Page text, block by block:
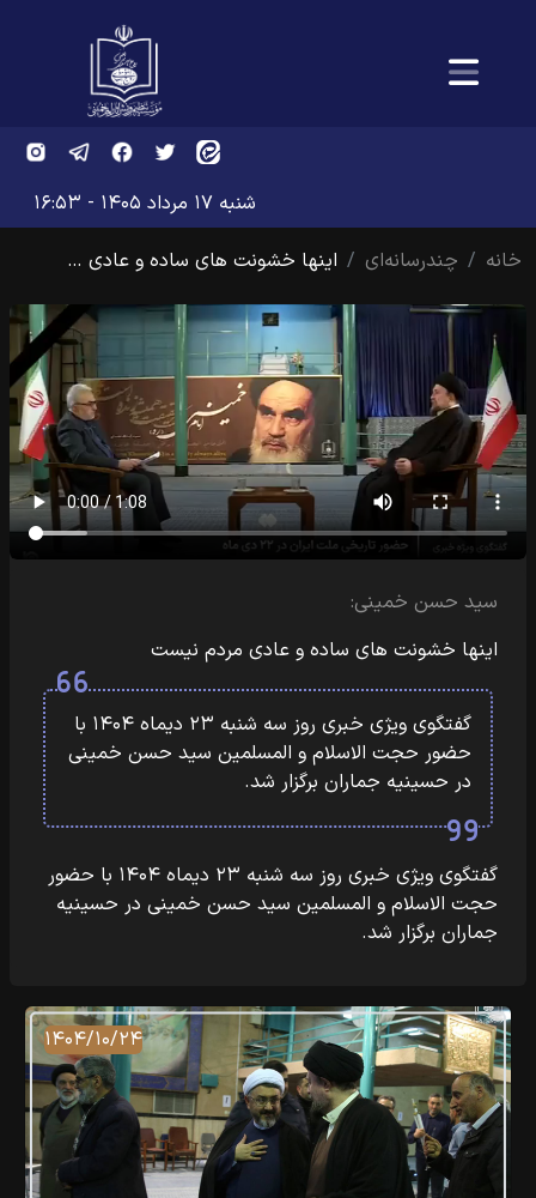
شنبه ۱۷ مرداد ۱۴۰۵ - ۱۶:۵۳
خانه
چندرسانه‌ای اینها خشونت های ساده و عادی …
سید حسن خمینی:
اینها خشونت های ساده و عادی مردم نیست
گفتگوی ویژی خبری روز سه شنبه ۲۳ دیماه ۱۴۰۴ با
حضور حجت الاسلام و المسلمین سید حسن خمینی
در حسینیه جماران برگزار شد.
گفتگوی ویژی خبری روز سه شنبه ۲۳ دیماه ۱۴۰۴ با حضور
حجت الاسلام و المسلمین سید حسن خمینی در حسینیه
جماران برگزار شد.
۱۴۰۴/۱۰/۲۴